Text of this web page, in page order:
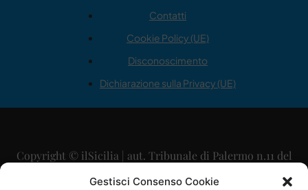
Gestisci Consenso Cookie
Contatti
Cookie Policy (UE)
Disconoscimento
Dichiarazione sulla Privacy (UE)
Copyright © ilSicilia | aut. Tribunale di Palermo n.11 del
29/09/2015